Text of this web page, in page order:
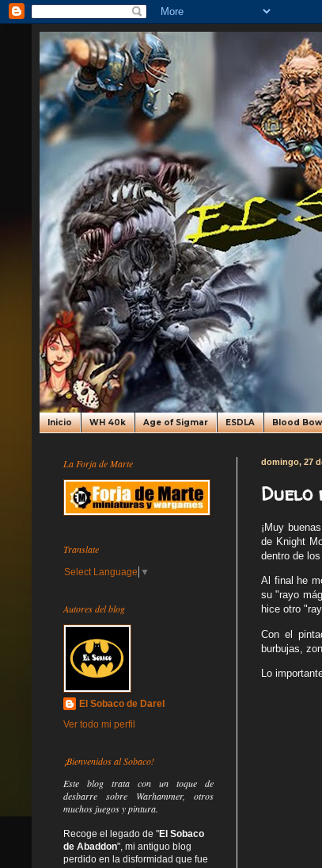
Inicio WH 40k Age of Sigmar ESDLA Blood
domingo, 27
¡Muy
de Knight
dentro de
Al final he
su "rayo
hice otro
Con el
burbujas,
Lo
La Forja de Marte
Translate
Select Language ▼
Autores del blog
El Sobaco de Darel
Ver todo mi perfil
¡Bienvenidos al Sobaco!
Este blog trata con un toque de
desbarre sobre Warhammer, otros
muchos juegos y pintura.
Recoge el legado de "El Sobaco
de Abaddon", mi antiguo blog
perdido en la disformidad que fue